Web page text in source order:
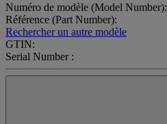
Numéro de modèle (Model Number):
Référence (Part Number):
Rechercher un autre modèle
GTIN:
Serial Number :